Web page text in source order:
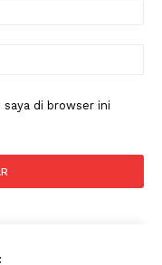
di browser ini